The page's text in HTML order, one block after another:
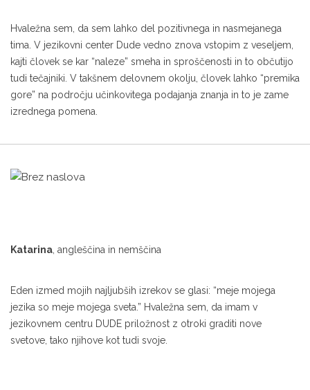
Hvaležna sem, da sem lahko del pozitivnega in nasmejanega
tima. V jezikovni center Dude vedno znova vstopim z veseljem,
kajti človek se kar “naleze” smeha in sproščenosti in to občutijo
tudi tečajniki. V takšnem delovnem okolju, človek lahko “premika
gore” na področju učinkovitega podajanja znanja in to je zame
izrednega pomena.
Katarina , angleščina in nemščina
Eden izmed mojih najljubših izrekov se glasi: “meje mojega
jezika so meje mojega sveta.” Hvaležna sem, da imam v
jezikovnem centru DUDE priložnost z otroki graditi nove
svetove, tako njihove kot tudi svoje.